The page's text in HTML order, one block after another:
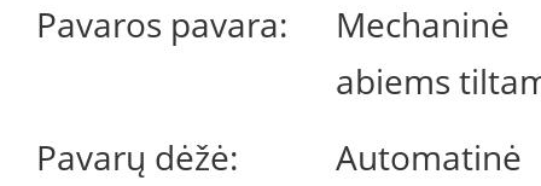
Pavaros pavara:
Mechaninė
abiems
Pavarų dėžė:
Automatinė